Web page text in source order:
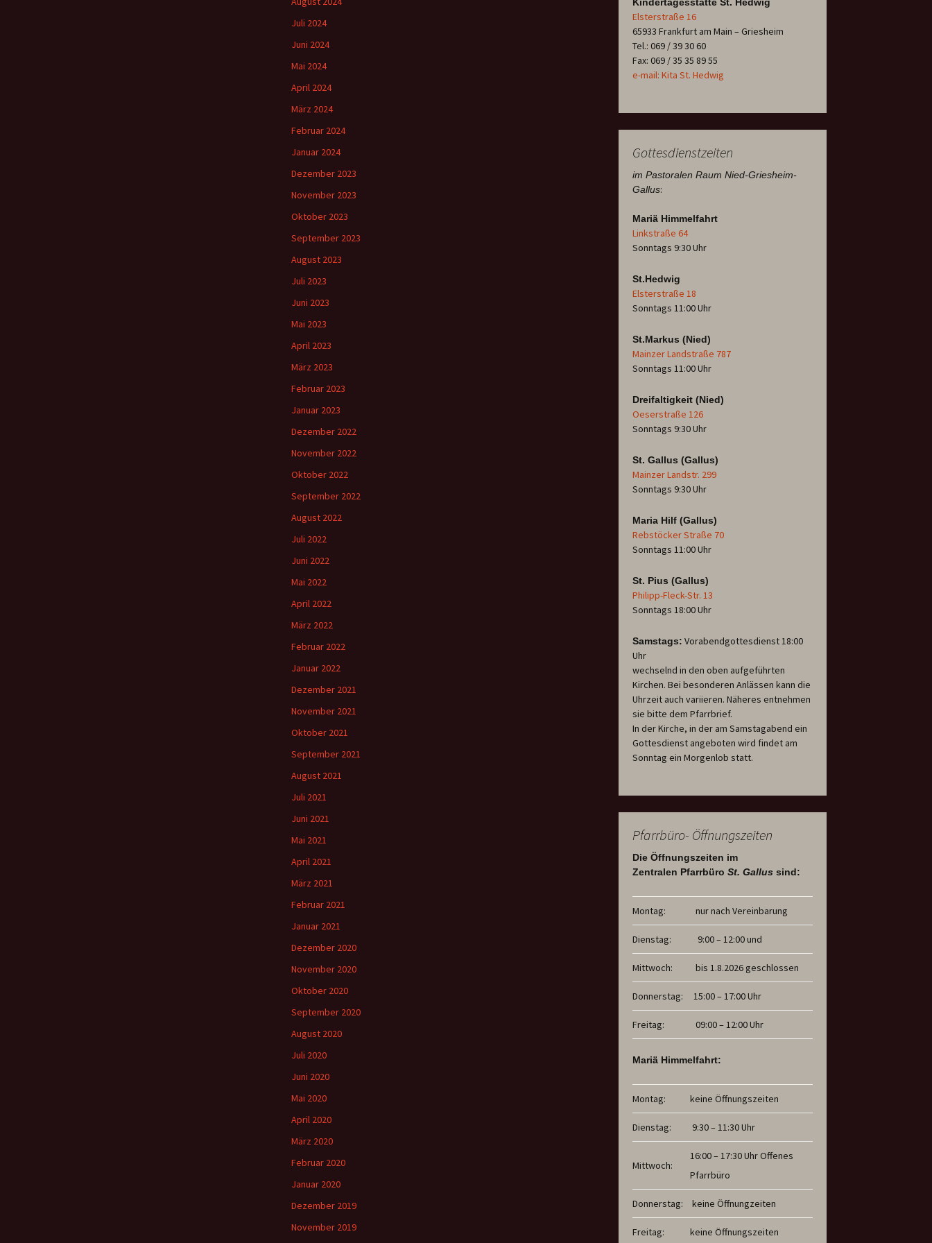
Kindertagesstätte St. Hedwig
Elsterstraße 16
65933 Frankfurt am Main – Griesheim
Tel.: 069 / 39 30 60
Fax: 069 / 35 35 89 55
e-mail: Kita St. Hedwig
Gottesdienstzeiten
im Pastoralen Raum Nied-Griesheim-
Gallus:
Mariä Himmelfahrt
Linkstraße 64
Sonntags 9:30 Uhr
St.Hedwig
Elsterstraße 18
Sonntags 11:00 Uhr
St.Markus (Nied)
Mainzer Landstraße 787
Sonntags 11:00 Uhr
Dreifaltigkeit (Nied)
Oeserstraße 126
Sonntags 9:30 Uhr
St. Gallus (Gallus)
Mainzer Landstr. 299
Sonntags 9:30 Uhr
Maria Hilf (Gallus)
Rebstöcker Straße 70
Sonntags 11:00 Uhr
St. Pius (Gallus)
Philipp-Fleck-Str. 13
Sonntags 18:00 Uhr
Samstags: Vorabendgottesdienst 18:00
Uhr
wechselnd in den oben aufgeführten
Kirchen. Bei besonderen Anlässen kann die
Uhrzeit auch variieren. Näheres entnehmen
sie bitte dem Pfarrbrief.
In der Kirche, in der am Samstagabend ein
Gottesdienst angeboten wird findet am
Sonntag ein Morgenlob statt.
Pfarrbüro- Öffnungszeiten
Die Öffnungszeiten im
Zentralen Pfarrbüro St. Gallus sind:
Montag: nur nach Vereinbarung
Dienstag: 9:00 – 12:00 und
Mittwoch: bis 1.8.2026 geschlossen
Donnerstag: 15:00 – 17:00 Uhr
Freitag: 09:00 – 12:00 Uhr
Mariä Himmelfahrt:
Montag: keine Öffnungszeiten
Dienstag: 9:30 – 11:30 Uhr
Mittwoch:
16:00 – 17:30 Uhr Offenes
Pfarrbüro
Donnerstag: keine Öffnungzeiten
Freitag: keine Öffnungszeiten
Juli 2024
Juni 2024
Mai 2024
April 2024
März 2024
Februar 2024
Januar 2024
Dezember 2023
November 2023
Oktober 2023
September 2023
August 2023
Juli 2023
Juni 2023
Mai 2023
April 2023
März 2023
Februar 2023
Januar 2023
Dezember 2022
November 2022
Oktober 2022
September 2022
August 2022
Juli 2022
Juni 2022
Mai 2022
April 2022
März 2022
Februar 2022
Januar 2022
Dezember 2021
November 2021
Oktober 2021
September 2021
August 2021
Juli 2021
Juni 2021
Mai 2021
April 2021
März 2021
Februar 2021
Januar 2021
Dezember 2020
November 2020
Oktober 2020
September 2020
August 2020
Juli 2020
Juni 2020
Mai 2020
April 2020
März 2020
Februar 2020
Januar 2020
Dezember 2019
November 2019